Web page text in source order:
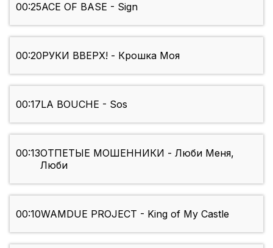
00:25ACE OF BASE - Sign
00:20РУКИ ВВЕРХ! - Крошка Моя
00:17LA BOUCHE - Sos
00:13ОТПЕТЫЕ МОШЕННИКИ - Люби Меня,
Люби
00:10WAMDUE PROJECT - King of My Castle